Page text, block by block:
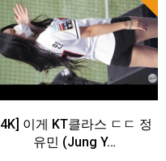
[4K] 이게 KT클라스 ㄷㄷ 정
유민 (Jung Y…